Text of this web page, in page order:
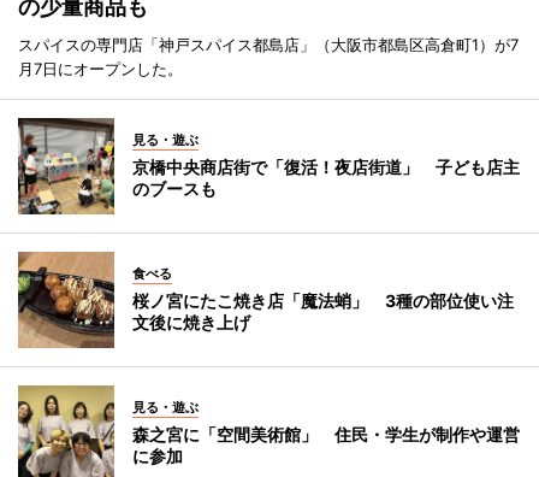
の少量商品も
スパイスの専門店「神戸スパイス都島店」（大阪市都島区高倉町1）が7
月7日にオープンした。
見る・遊ぶ
京橋中央商店街で「復活！夜店街道」 子ども店主
のブースも
食べる
桜ノ宮にたこ焼き店「魔法蛸」 3種の部位使い注
文後に焼き上げ
見る・遊ぶ
森之宮に「空間美術館」 住民・学生が制作や運営
に参加